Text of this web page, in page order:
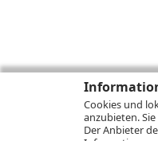
Cookies und
anzubieten.
Der Anbieter